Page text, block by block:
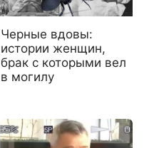
Черные вдовы:
истории женщин,
брак с которыми вел
в могилу